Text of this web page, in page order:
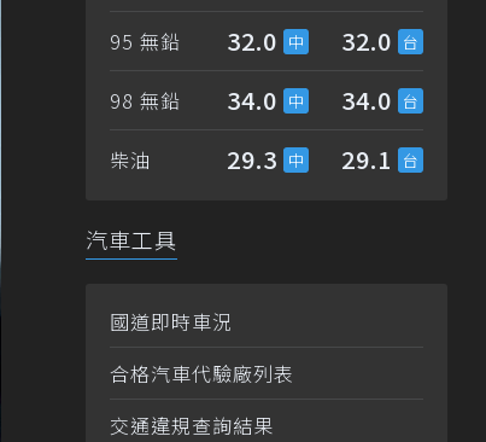
95 無鉛 32.0 32.0
98 無鉛 34.0 34.0
柴油 29.3 29.1
汽車工具
國道即時車況
合格汽車代驗廠列表
交通違規查詢結果